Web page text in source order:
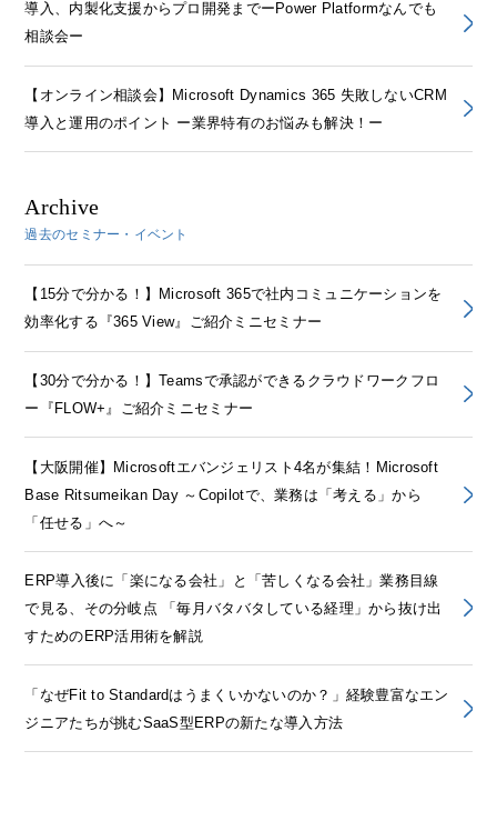
導入、内製化支援からプロ開発までーPower Platformなんでも
相談会ー
【オンライン相談会】Microsoft Dynamics 365 失敗しないCRM
導入と運用のポイント ー業界特有のお悩みも解決！ー
Archive
過去のセミナー・イベント
【15分で分かる！】Microsoft 365で社内コミュニケーションを
効率化する『365 View』ご紹介ミニセミナー
【30分で分かる！】Teamsで承認ができるクラウドワークフロ
ー『FLOW+』ご紹介ミニセミナー
【大阪開催】Microsoftエバンジェリスト4名が集結！Microsoft
Base Ritsumeikan Day ～Copilotで、業務は「考える」から
「任せる」へ～
ERP導入後に「楽になる会社」と「苦しくなる会社」業務目線
で見る、その分岐点 「毎月バタバタしている経理」から抜け出
すためのERP活用術を解説
「なぜFit to Standardはうまくいかないのか？」経験豊富なエン
ジニアたちが挑むSaaS型ERPの新たな導入方法